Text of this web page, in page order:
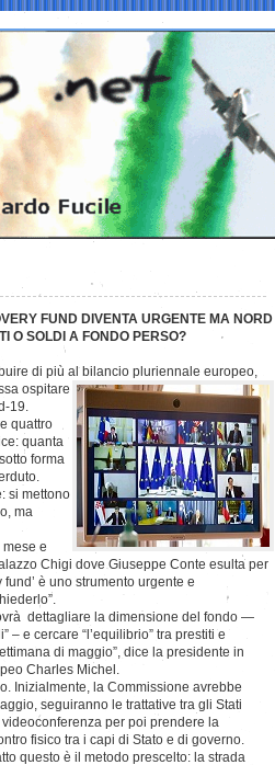
FUND DIVENTA URGENTE MA NORD
O SOLDI A FONDO PERSO?
di più al bilancio pluriennale europeo,
ospitare
19.
quattro
quanta
forma
si mettono
ma
e
Chigi dove Giuseppe Conte esulta per
fund’ è uno strumento urgente e
dettagliare la dimensione del fondo —
e cercare “l’equilibrio” tra prestiti e
di maggio”, dice la presidente in
Charles Michel.
Inizialmente, la Commissione avrebbe
seguiranno le trattative tra gli Stati
per poi prendere la
fisico tra i capi di Stato e di governo.
questo è il metodo prescelto: la strada